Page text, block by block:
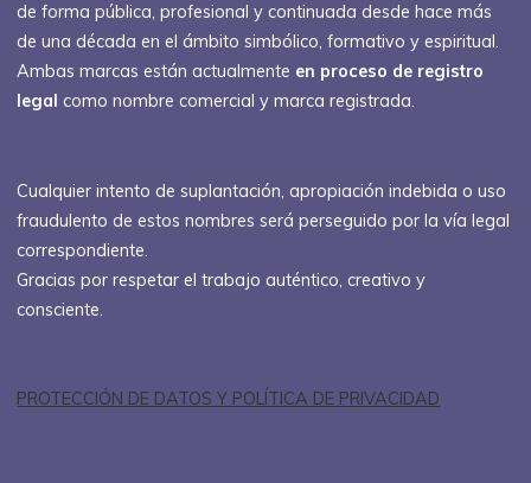
de forma pública, profesional y continuada desde hace más
de una década en el ámbito simbólico, formativo y espiritual.
Ambas marcas están actualmente en proceso de registro
legal como nombre comercial y marca registrada.
Cualquier intento de suplantación, apropiación indebida o uso
fraudulento de estos nombres será perseguido por la vía legal
correspondiente.
Gracias por respetar el trabajo auténtico, creativo y
consciente.
PROTECCIÓN DE DATOS Y POLÍTICA DE PRIVACIDAD